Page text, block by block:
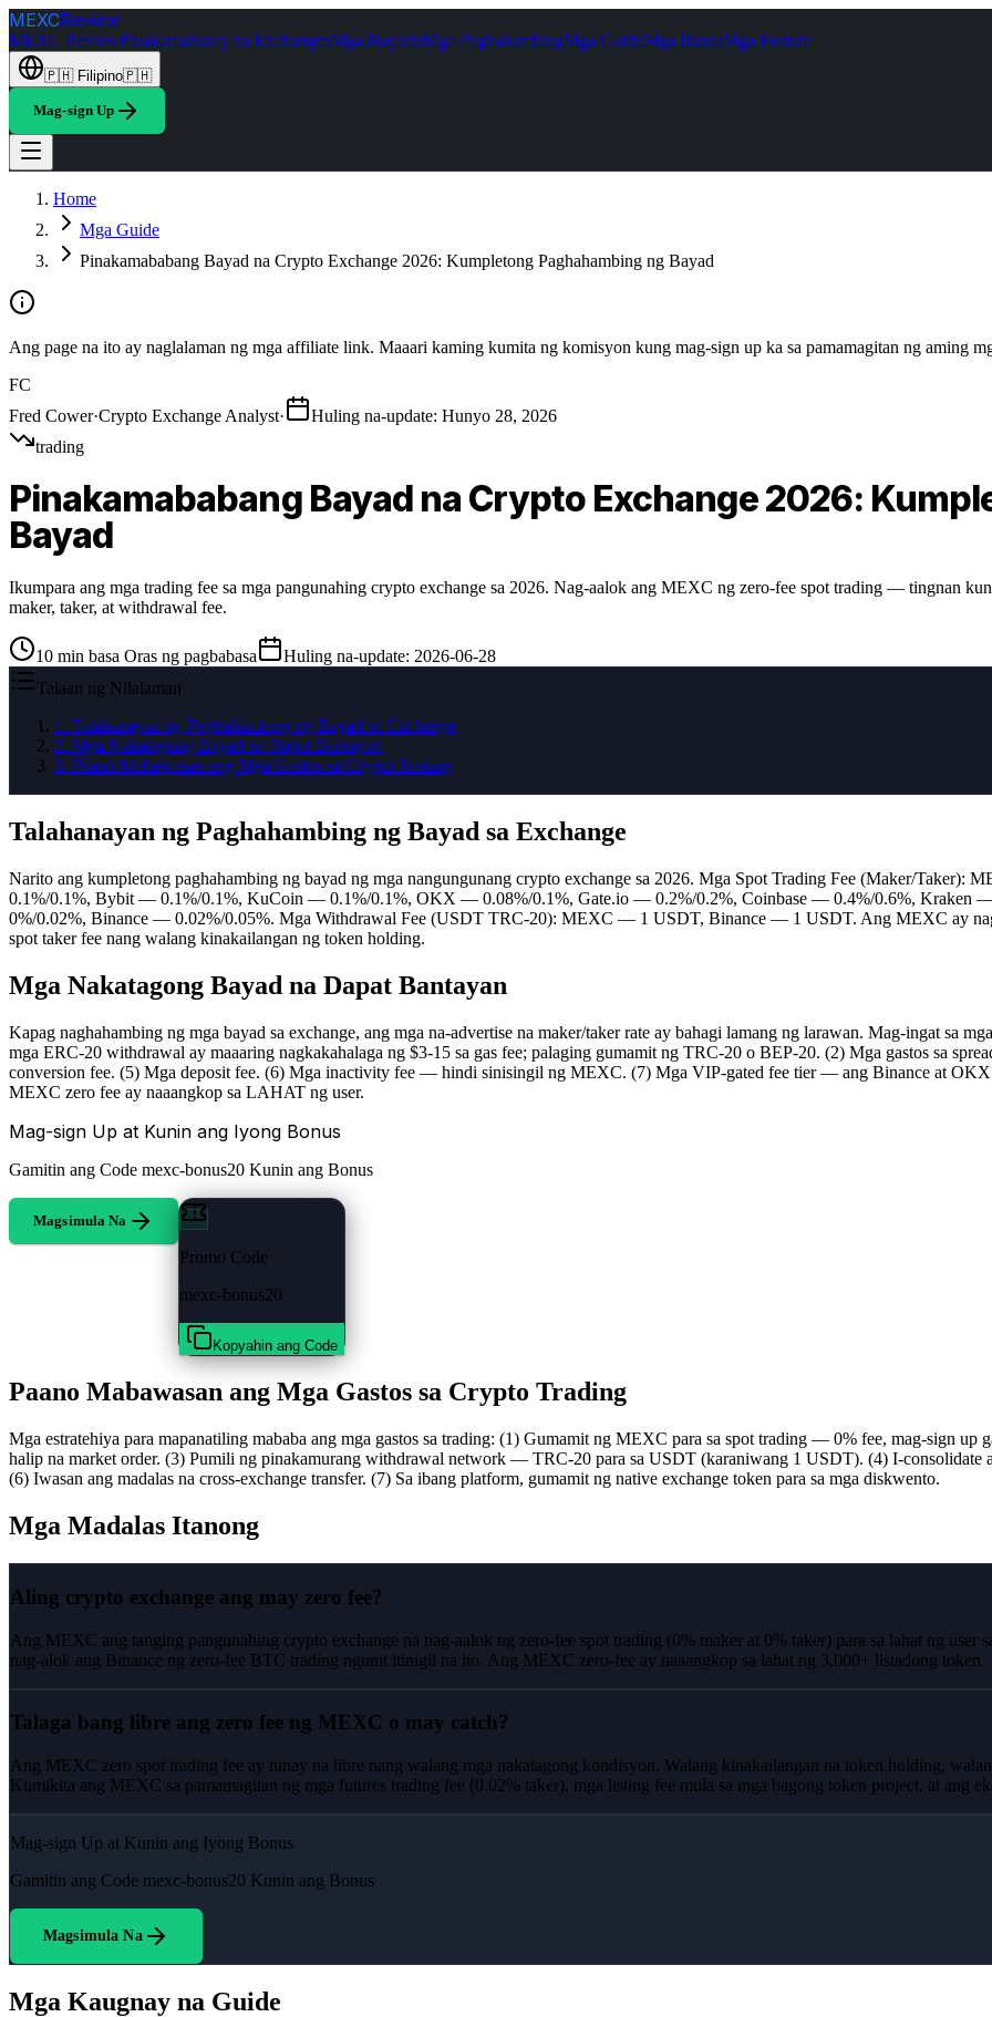
MEXCReview
MEXC ReviewPinakamahusay na ExchangesMga BayarinMga PaghahambingMga GuideMga BansaMga Feature
🇵🇭 Filipino🇵🇭
Mag-sign Up
Home
Mga Guide
Pinakamababang Bayad na Crypto Exchange 2026: Kumpletong Paghahambing ng Bayad
Ang page na ito ay naglalaman ng mga affiliate link. Maaari kaming kumita ng komisyon kung mag-sign up ka sa pamamagitan ng aming
FC
Fred Cower·Crypto Exchange Analyst· Huling na-update: Hunyo 28, 2026
trading
Pinakamababang Bayad na Crypto Exchange 2026:
Bayad
Ikumpara ang mga trading fee sa mga pangunahing crypto exchange sa 2026. Nag-aalok ang MEXC ng zero-fee spot trading — tingnan
maker, taker, at withdrawal fee.
10 min basa Oras ng pagbabasa Huling na-update: 2026-06-28
Talaan ng Nilalaman
1 . Talahanayan ng Paghahambing ng Bayad sa Exchange
2. Mga Nakatagong Bayad na Dapat Bantayan
3. Paano Mabawasan ang Mga Gastos sa Crypto Trading
Talahanayan ng Paghahambing ng Bayad sa Exchange
Narito ang kumpletong paghahambing ng bayad ng mga nangungunang crypto exchange sa 2026. Mga Spot Trading Fee (Maker/
0.1%/0.1%, Bybit — 0.1%/0.1%, KuCoin — 0.1%/0.1%, OKX — 0.08%/0.1%, Gate.io — 0.2%/0.2%, Coinbase — 0.4%/0.6%, Kraken
0%/0.02%, Binance — 0.02%/0.05%. Mga Withdrawal Fee (USDT TRC-20): MEXC — 1 USDT, Binance — 1 USDT. Ang MEXC ay
spot taker fee nang walang kinakailangan ng token holding.
Mga Nakatagong Bayad na Dapat Bantayan
Kapag naghahambing ng mga bayad sa exchange, ang mga na-advertise na maker/taker rate ay bahagi lamang ng larawan. Mag-ingat sa
mga ERC-20 withdrawal ay maaaring nagkakahalaga ng $3-15 sa gas fee; palaging gumamit ng TRC-20 o BEP-20. (2) Mga gastos sa
conversion fee. (5) Mga deposit fee. (6) Mga inactivity fee — hindi sinisingil ng MEXC. (7) Mga VIP-gated fee tier — ang Binance at OKX
MEXC zero fee ay naaangkop sa LAHAT ng user.
Mag-sign Up at Kunin ang Iyong Bonus
Gamitin ang Code mexc-bonus20 Kunin ang Bonus
Magsimula Na
Promo Code
mexc-bonus20
Kopyahin ang Code
Paano Mabawasan ang Mga Gastos sa Crypto Trading
Mga estratehiya para mapanatiling mababa ang mga gastos sa trading: (1) Gumamit ng MEXC para sa spot trading — 0% fee, mag-sign
halip na market order. (3) Pumili ng pinakamurang withdrawal network — TRC-20 para sa USDT (karaniwang 1 USDT). (4) I-consolidate
(6) Iwasan ang madalas na cross-exchange transfer. (7) Sa ibang platform, gumamit ng native exchange token para sa mga diskwento.
Mga Madalas Itanong
Aling crypto exchange ang may zero fee?
Ang MEXC ang tanging pangunahing crypto exchange na nag-aalok ng zero-fee spot trading (0% maker at 0% taker) para sa lahat ng user
nag-alok ang Binance ng zero-fee BTC trading ngunit itinigil na ito. Ang MEXC zero-fee ay naaangkop sa lahat ng 3,000+ listadong token.
Talaga bang libre ang zero fee ng MEXC o may catch?
Ang MEXC zero spot trading fee ay tunay na libre nang walang mga nakatagong kondisyon. Walang kinakailangan na token holding,
Kumikita ang MEXC sa pamamagitan ng mga futures trading fee (0.02% taker), mga listing fee mula sa mga bagong token project, at ang
Mag-sign Up at Kunin ang Iyong Bonus
Gamitin ang Code mexc-bonus20 Kunin ang Bonus
Magsimula Na
Mga Kaugnay na Guide